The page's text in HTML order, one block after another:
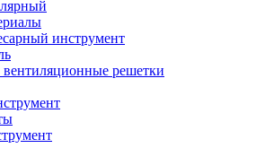
инструмент
решетки